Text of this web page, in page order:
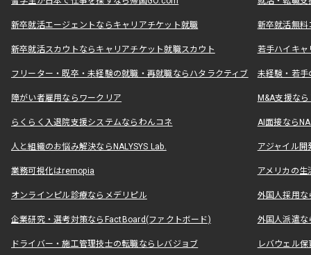
新卒就活エージェントならキャリアチケット就職 新卒就活無料
新卒就活スカウトならキャリアチケット就職スカウト 若手ハイキ
フリーター・既卒・未経験の就職・再就職ならハタラクティブ 未経験・若手
障がい者雇用ならワークリア M&A支援な
らくらく入退院支援システムならわんコネ AI面接なら
人と組織のお悩み解決ならNALYSYS Lab. アジャイル
業務可視化はremopia アメリカの
オンラインピル診療ならメデリピル 外国人採用
企業研究・選考対策ならFactBoard(ファクトボード) 外国人派遣な
ドライバー・施工管理技士の転職ならレバジョブ レバウェル